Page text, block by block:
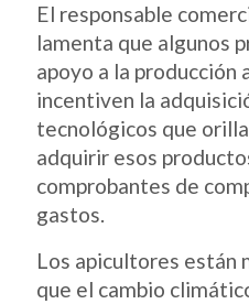
El responsable
lamenta que algunos
apoyo a la producción
incentiven la
tecnológicos que
adquirir esos
comprobantes de
gastos.
Los apicultores están
que el cambio